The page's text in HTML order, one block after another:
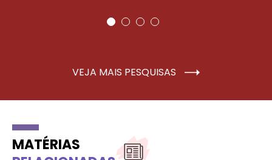
VEJA MAIS PESQUISAS
MATÉRIAS